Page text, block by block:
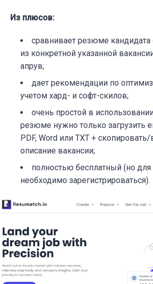
Из плюсов:
сравнивает резюме кандидата
из конкретной указанной
апрув;
дает рекомендации по
учетом хард- и софт-скилов;
очень простой в
резюме нужно только загрузить
PDF, Word или TXT + скопировать/
описание вакансии;
полностью бесплатный (но для
необходимо зарегистрироваться).